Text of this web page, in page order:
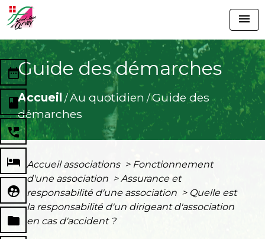
menu
Guide des démarches
Accueil /Au quotidien /Guide des
démarches
date_range
book
perm_phone_msg
local_hotel
supervised_user_circle
folder
Accueil associations > Fonctionnement
d'une association > Assurance et
responsabilité d'une association > Quelle est
la responsabilité d'un dirigeant d'association
en cas d'accident ?